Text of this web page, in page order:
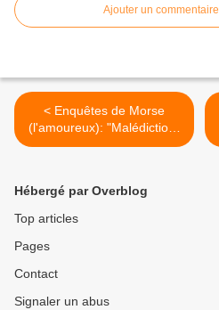
Ajouter un commentaire
< Enquêtes de Morse
(l'amoureux): "Malédiction"
& "A l'infini" DIM.18 Mars
Hébergé par Overblog
Top articles
Pages
Contact
Signaler un abus